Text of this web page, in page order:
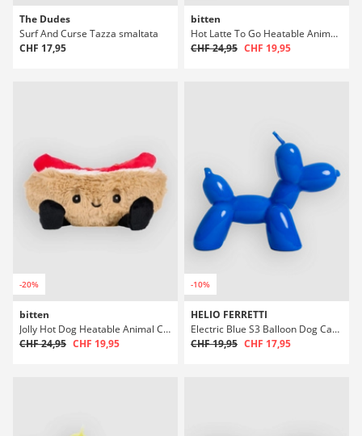
The Dudes
Surf And Curse Tazza smaltata
CHF 17,95
bitten
Hot Latte To Go Heatable Animal Cuscino
CHF 24,95 CHF 19,95
-20%
bitten
Jolly Hot Dog Heatable Animal Cuscino
CHF 24,95 CHF 19,95
-10%
HELIO FERRETTI
Electric Blue S3 Balloon Dog Candela
CHF 19,95 CHF 17,95